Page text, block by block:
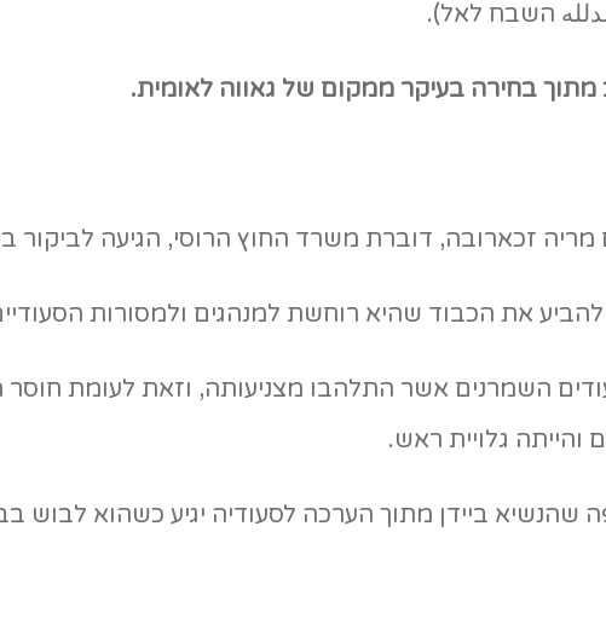
השבח לאל).
מתוך בחירה בעיקר ממקום של גאווה לאומית.
זכארובה, דוברת משרד החוץ הרוסי, הגיעה לביקור
את הכבוד שהיא רוחשת למנהגים ולמסורות
השמרנים אשר התלהבו מצניעותה, וזאת לעומת
גלויית ראש.
שהנשיא ביידן מתוך הערכה לסעודיה יגיע כשהוא לבוש